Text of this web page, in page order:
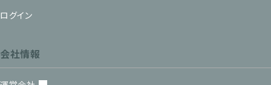
ログイン
会社情報